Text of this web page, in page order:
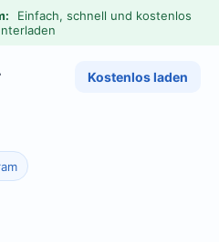
Einfach, schnell und kostenlos
Kostenlos laden